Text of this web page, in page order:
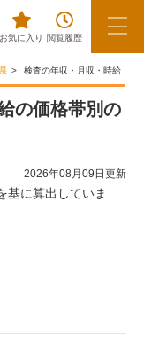
お気に入り 閲覧履歴
検査の年収・月収・時給
の価格帯別の
2026年08月09日更新
基に算出していま